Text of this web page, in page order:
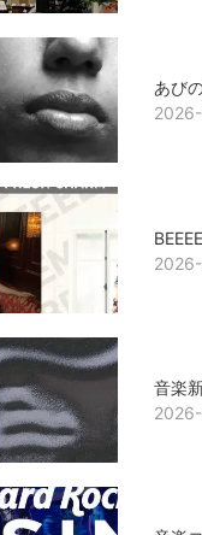
あび
音楽